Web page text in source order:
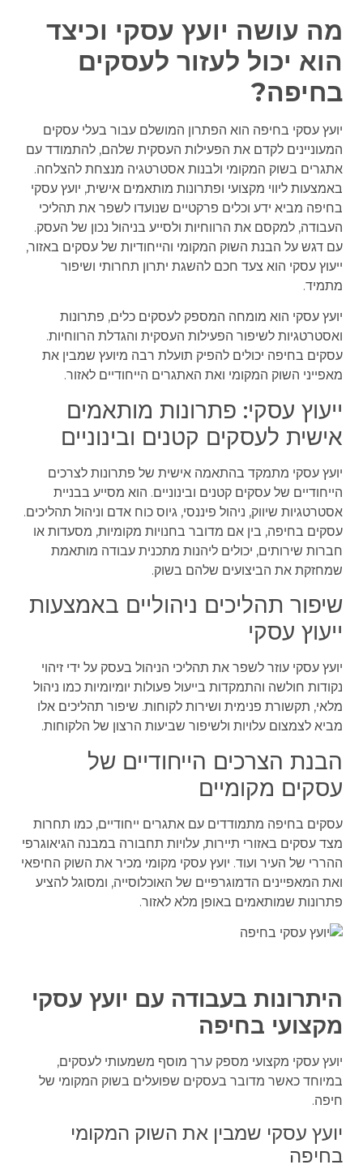
מה עושה יועץ עסקי וכיצד
הוא יכול לעזור לעסקים
בחיפה?
יועץ עסקי בחיפה הוא הפתרון המושלם עבור בעלי עסקים
המעוניינים לקדם את הפעילות העסקית שלהם, להתמודד עם
אתגרים בשוק המקומי ולבנות אסטרטגיה מנצחת להצלחה.
באמצעות ליווי מקצועי ופתרונות מותאמים אישית, יועץ עסקי
בחיפה מביא ידע וכלים פרקטיים שנועדו לשפר את תהליכי
העבודה, למקסם את הרווחיות ולסייע בניהול נכון של העסק.
עם דגש על הבנת השוק המקומי והייחודיות של עסקים באזור,
ייעוץ עסקי הוא צעד חכם להשגת יתרון תחרותי ושיפור
מתמיד.
יועץ עסקי הוא מומחה המספק לעסקים כלים, פתרונות
ואסטרטגיות לשיפור הפעילות העסקית והגדלת הרווחיות.
עסקים בחיפה יכולים להפיק תועלת רבה מיועץ שמבין את
מאפייני השוק המקומי ואת האתגרים הייחודיים לאזור.
ייעוץ עסקי: פתרונות מותאמים
אישית לעסקים קטנים ובינוניים
יועץ עסקי מתמקד בהתאמה אישית של פתרונות לצרכים
הייחודיים של עסקים קטנים ובינוניים. הוא מסייע בבניית
אסטרטגיות שיווק, ניהול פיננסי, גיוס כוח אדם וניהול תהליכים.
עסקים בחיפה, בין אם מדובר בחנויות מקומיות, מסעדות או
חברות שירותים, יכולים ליהנות מתכנית עבודה מותאמת
שמחזקת את הביצועים שלהם בשוק.
שיפור תהליכים ניהוליים באמצעות
ייעוץ עסקי
יועץ עסקי עוזר לשפר את תהליכי הניהול בעסק על ידי זיהוי
נקודות חולשה והתמקדות בייעול פעולות יומיומיות כמו ניהול
מלאי, תקשורת פנימית ושירות לקוחות. שיפור תהליכים אלו
מביא לצמצום עלויות ולשיפור שביעות הרצון של הלקוחות.
הבנת הצרכים הייחודיים של
עסקים מקומיים
עסקים בחיפה מתמודדים עם אתגרים ייחודיים, כמו תחרות
מצד עסקים באזורי תיירות, עלויות תחבורה במבנה הגיאוגרפי
ההררי של העיר ועוד. יועץ עסקי מקומי מכיר את השוק החיפאי
ואת המאפיינים הדמוגרפיים של האוכלוסייה, ומסוגל להציע
פתרונות שמותאמים באופן מלא לאזור.
היתרונות בעבודה עם יועץ עסקי
מקצועי בחיפה
יועץ עסקי מקצועי מספק ערך מוסף משמעותי לעסקים,
במיוחד כאשר מדובר בעסקים שפועלים בשוק המקומי של
חיפה.
יועץ עסקי שמבין את השוק המקומי
בחיפה